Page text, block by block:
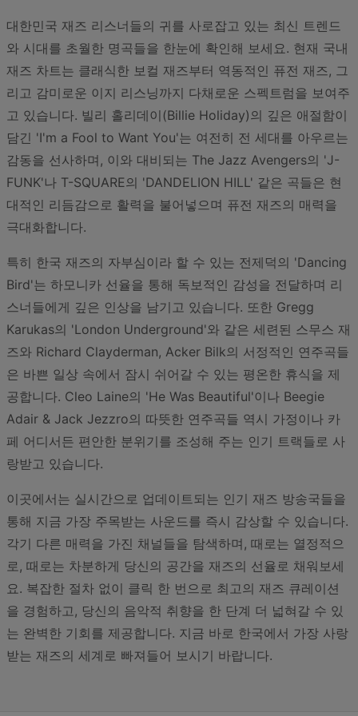
대한민국 재즈 리스너들의 귀를 사로잡고 있는 최신 트렌드
와 시대를 초월한 명곡들을 한눈에 확인해 보세요. 현재 국내
재즈 차트는 클래식한 보컬 재즈부터 역동적인 퓨전 재즈, 그
리고 감미로운 이지 리스닝까지 다채로운 스펙트럼을 보여주
고 있습니다. 빌리 홀리데이(Billie Holiday)의 깊은 애절함이
담긴 'I'm a Fool to Want You'는 여전히 전 세대를 아우르는
감동을 선사하며, 이와 대비되는 The Jazz Avengers의 'J-
FUNK'나 T-SQUARE의 'DANDELION HILL' 같은 곡들은 현
대적인 리듬감으로 활력을 불어넣으며 퓨전 재즈의 매력을
극대화합니다.
특히 한국 재즈의 자부심이라 할 수 있는 전제덕의 'Dancing
Bird'는 하모니카 선율을 통해 독보적인 감성을 전달하며 리
스너들에게 깊은 인상을 남기고 있습니다. 또한 Gregg
Karukas의 'London Underground'와 같은 세련된 스무스 재
즈와 Richard Clayderman, Acker Bilk의 서정적인 연주곡들
은 바쁜 일상 속에서 잠시 쉬어갈 수 있는 평온한 휴식을 제
공합니다. Cleo Laine의 'He Was Beautiful'이나 Beegie
Adair & Jack Jezzro의 따뜻한 연주곡들 역시 가정이나 카
페 어디서든 편안한 분위기를 조성해 주는 인기 트랙들로 사
랑받고 있습니다.
이곳에서는 실시간으로 업데이트되는 인기 재즈 방송국들을
통해 지금 가장 주목받는 사운드를 즉시 감상할 수 있습니다.
각기 다른 매력을 가진 채널들을 탐색하며, 때로는 열정적으
로, 때로는 차분하게 당신의 공간을 재즈의 선율로 채워보세
요. 복잡한 절차 없이 클릭 한 번으로 최고의 재즈 큐레이션
을 경험하고, 당신의 음악적 취향을 한 단계 더 넓혀갈 수 있
는 완벽한 기회를 제공합니다. 지금 바로 한국에서 가장 사랑
받는 재즈의 세계로 빠져들어 보시기 바랍니다.